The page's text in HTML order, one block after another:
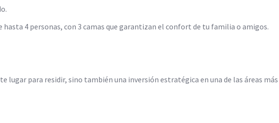
4 personas, con 3 camas que garantizan el confort de tu familia o amigos.
lugar para residir, sino también una inversión estratégica en una de las áreas más